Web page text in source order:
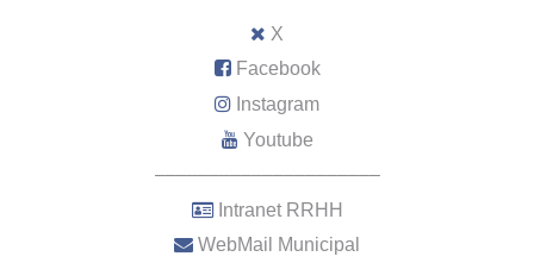
X
Facebook
Instagram
Youtube
–––––––––––––––––––––
Intranet RRHH
WebMail Municipal